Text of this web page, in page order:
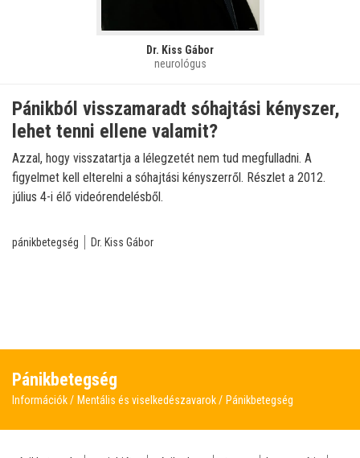
Dr. Kiss Gábor
neurológus
Pánikból visszamaradt sóhajtási kényszer,
lehet tenni ellene valamit?
Azzal, hogy visszatartja a lélegzetét nem tud megfulladni. A
figyelmet kell elterelni a sóhajtási kényszerről. Részlet a 2012.
július 4-i élő videórendelésből.
pánikbetegség Dr. Kiss Gábor
Pánikbetegség
Információk Mentális és viselkedészavarok Pánikbetegség